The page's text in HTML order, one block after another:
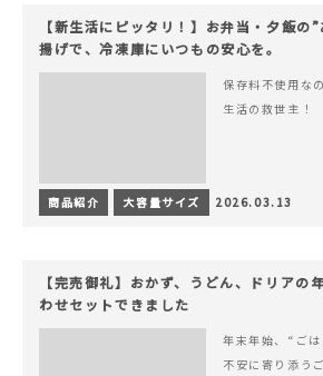
【新生活にピッタリ！】お弁当・夕飯の
揚げで、冷凍庫にいつもの安心を。
保存料不使用な
生活の救世主！
商品紹介 大容量サイズ 2026.03.13
【完売御礼】おかず、うどん、ドリアの
わせセットできました
年末年始、“ご
不安に寄り添う